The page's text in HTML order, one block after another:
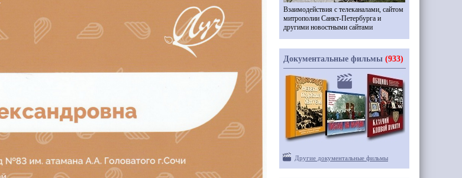
Взаимодействия с телеканалами, сайтом
митрополии Санкт-Петербурга и
другими новостными сайтами
Документальные фильмы (933)
Другие документальные фильмы